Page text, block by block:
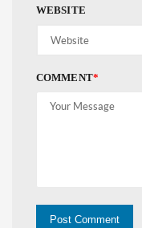
WEBSITE
COMMENT*